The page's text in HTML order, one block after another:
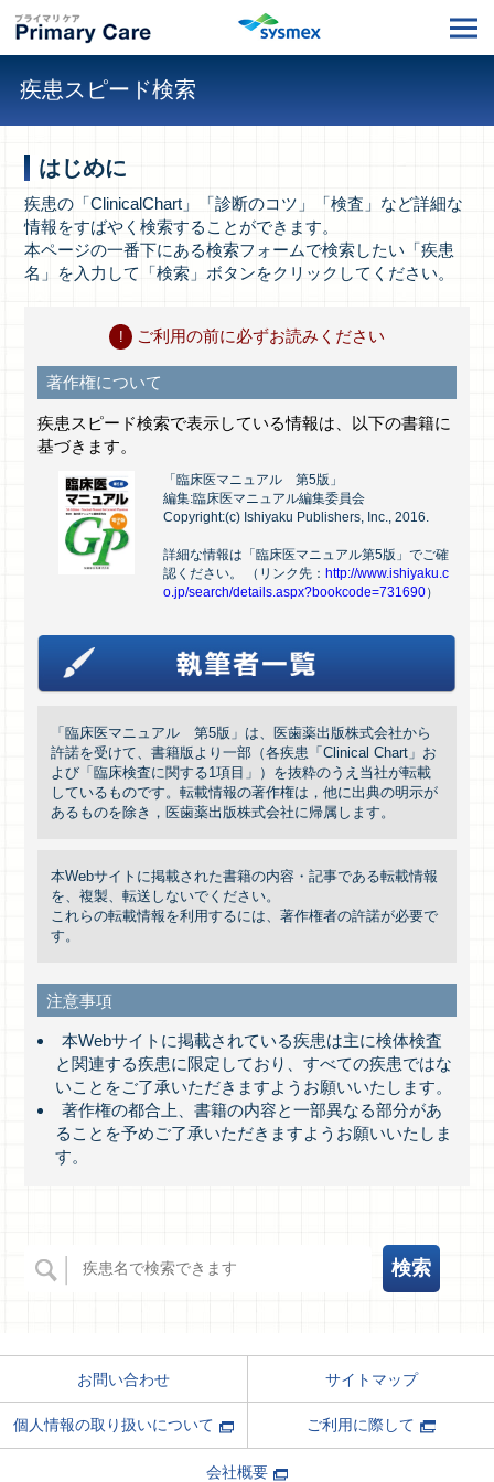
疾患スピード検索
はじめに
疾患の「ClinicalChart」「診断のコツ」「検査」など詳細な
情報をすばやく検索することができます。
本ページの一番下にある検索フォームで検索したい「疾患
名」を入力して「検索」ボタンをクリックしてください。
ご利用の前に必ずお読みください
著作権について
疾患スピード検索で表示している情報は、以下の書籍に
基づきます。
「臨床医マニュアル 第5版」
編集:臨床医マニュアル編集委員会
Copyright:(c) Ishiyaku Publishers, Inc., 2016.
詳細な情報は「臨床医マニュアル第5版」でご確
認ください。 （リンク先：http://www.ishiyaku.c
o.jp/search/details.aspx?bookcode=731690）
「臨床医マニュアル 第5版」は、医歯薬出版株式会社から
許諾を受けて、書籍版より一部（各疾患「Clinical Chart」お
よび「臨床検査に関する1項目」）を抜粋のうえ当社が転載
しているものです。転載情報の著作権は，他に出典の明示が
あるものを除き，医歯薬出版株式会社に帰属します。
本Webサイトに掲載された書籍の内容・記事である転載情報
を、複製、転送しないでください。
これらの転載情報を利用するには、著作権者の許諾が必要で
す。
注意事項
本Webサイトに掲載されている疾患は主に検体検査
と関連する疾患に限定しており、すべての疾患ではな
いことをご了承いただきますようお願いいたします。
著作権の都合上、書籍の内容と一部異なる部分があ
ることを予めご了承いただきますようお願いいたしま
す。
お問い合わせ サイトマップ
個人情報の取り扱いについて ご利用に際して
会社概要